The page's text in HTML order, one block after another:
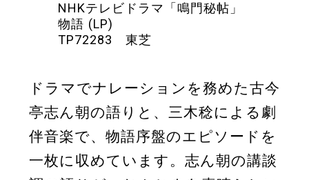
NHKテレビドラマ「鳴門秘帖」
物語 (LP)
TP72283 東芝
ドラマでナレーションを務めた古今
亭志ん朝の語りと、三木稔による劇
伴音楽で、物語序盤のエピソードを
一枚に収めています。志ん朝の講談